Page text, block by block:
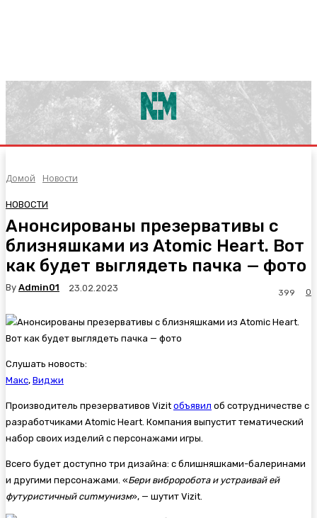
Домой Новости
НОВОСТИ
Анонсированы презервативы с
близняшками из Atomic Heart. Вот
как будет выглядеть пачка — фото
By Admin01 23.02.2023 0
399
Слушать новость:
Макс, Виджи
Производитель презервативов Vizit объявил об сотрудничестве с
разработчиками Atomic Heart. Компания выпустит тематический
набор своих изделий с персонажами игры.
Всего будет доступно три дизайна: с блишняшками-балеринами
и другими персонажами. «Бери виброробота и устраивай ей
футуристичный cumмунизм», — шутит Vizit.